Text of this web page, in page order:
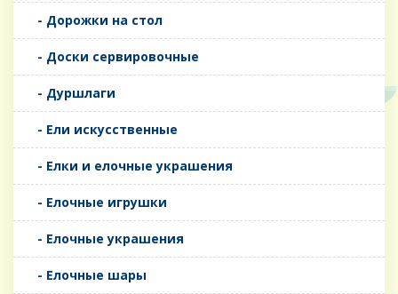
- Дорожки на стол
- Доски сервировочные
- Дуршлаги
- Ели искусственные
- Елки и елочные украшения
- Елочные игрушки
- Елочные украшения
- Елочные шары